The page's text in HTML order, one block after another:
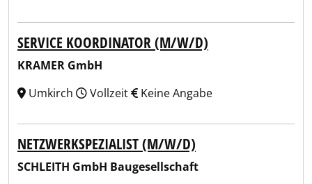
SERVICE KOORDINATOR (M/W/D)
KRAMER GmbH
Umkirch
Vollzeit Keine Angabe
NETZWERKSPEZIALIST (M/W/D)
SCHLEITH GmbH Baugesellschaft